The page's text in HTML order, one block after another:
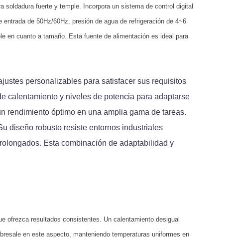
soldadura fuerte y temple. Incorpora un sistema de control digital
de 50Hz/60Hz, presión de agua de refrigeración de 4~6
en cuanto a tamaño. Esta fuente de alimentación es ideal para
personalizables para satisfacer sus requisitos
calentamiento y niveles de potencia para adaptarse
rendimiento óptimo en una amplia gama de tareas.
diseño robusto resiste entornos industriales
Esta combinación de adaptabilidad y
ofrezca resultados consistentes. Un calentamiento desigual
en este aspecto, manteniendo temperaturas uniformes en